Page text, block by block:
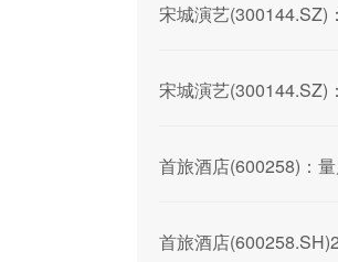
宋城演艺(300144.SZ)
宋城演艺(300144.SZ)
首旅酒店(600258)：
首旅酒店